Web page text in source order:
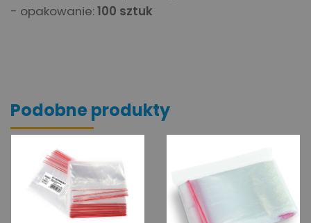
- opakowanie:100 sztuk
Podobne produkty